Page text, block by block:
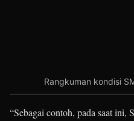
Rangkuman kondisi
“Sebagai contoh, pada saat